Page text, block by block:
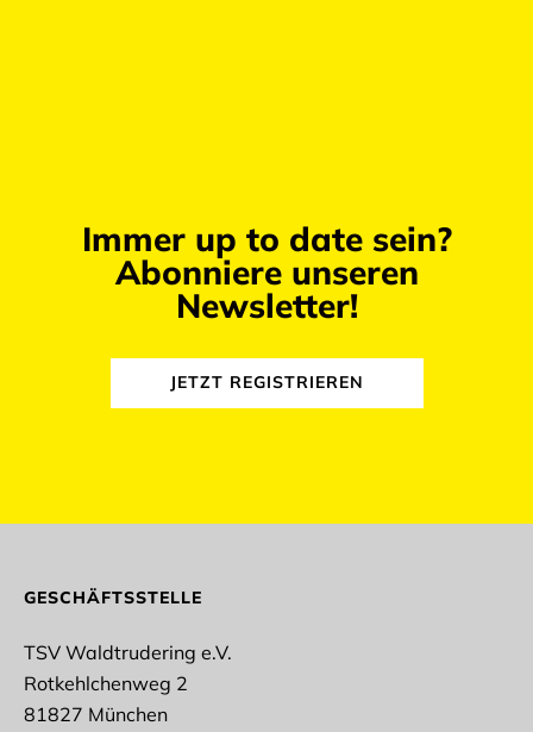
Immer up to date sein?
Abonniere unseren
Newsletter!
JETZT REGISTRIEREN
Anrede
GESCHÄFTSSTELLE
TSV Waldtrudering e.V.
Rotkehlchenweg 2
81827 München